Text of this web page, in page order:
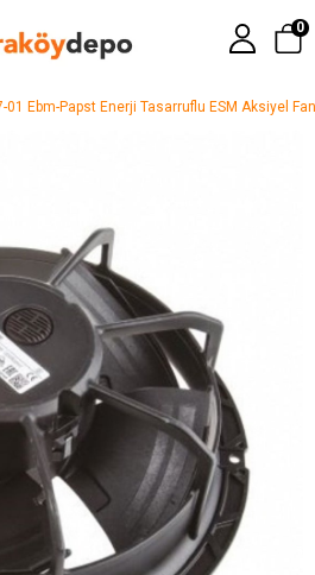
0
01 Ebm-Papst Enerji Tasarruflu ESM Aksiyel